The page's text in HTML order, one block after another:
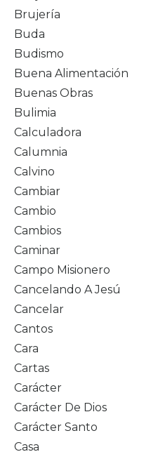
Brujería
Buda
Budismo
Buena Alimentación
Buenas Obras
Bulimia
Calculadora
Calumnia
Calvino
Cambiar
Cambio
Cambios
Caminar
Campo Misionero
Cancelando A Jesú
Cancelar
Cantos
Cara
Cartas
Carácter
Carácter De Dios
Carácter Santo
Casa